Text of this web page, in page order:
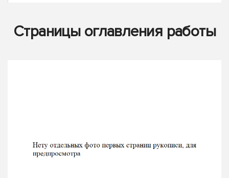
Страницы оглавления работы